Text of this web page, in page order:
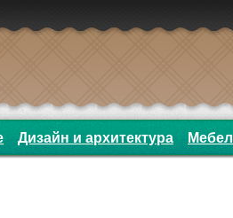
Дизайн и архитектура